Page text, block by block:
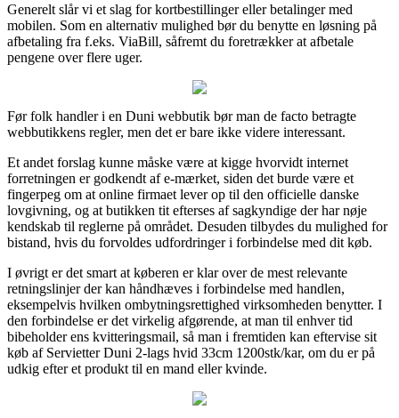
Generelt slår vi et slag for kortbestillinger eller betalinger med
mobilen. Som en alternativ mulighed bør du benytte en løsning på
afbetaling fra f.eks. ViaBill, såfremt du foretrækker at afbetale
pengene over flere uger.
Før folk handler i en Duni webbutik bør man de facto betragte
webbutikkens regler, men det er bare ikke videre interessant.
Et andet forslag kunne måske være at kigge hvorvidt internet
forretningen er godkendt af e-mærket, siden det burde være et
fingerpeg om at online firmaet lever op til den officielle danske
lovgivning, og at butikken tit efterses af sagkyndige der har nøje
kendskab til reglerne på området. Desuden tilbydes du mulighed for
bistand, hvis du forvoldes udfordringer i forbindelse med dit køb.
I øvrigt er det smart at køberen er klar over de mest relevante
retningslinjer der kan håndhæves i forbindelse med handlen,
eksempelvis hvilken ombytningsrettighed virksomheden benytter. I
den forbindelse er det virkelig afgørende, at man til enhver tid
bibeholder ens kvitteringsmail, så man i fremtiden kan eftervise sit
køb af Servietter Duni 2-lags hvid 33cm 1200stk/kar, om du er på
udkig efter et produkt til en mand eller kvinde.